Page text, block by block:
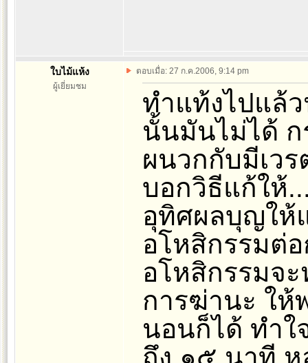
ใบไม้แห้ง
ผู้เยี่ยมชม
ตอบเมื่อ: 27 ก.ค.2006, 9:14 pm
ทำแท้งไปแล้
นั้นมันไม่ได้ ก
ผนวกกับมีเวร
บอกวิธีแก้ให้
อุทิศผลบุญให้
อโหสิกรรมต่
อโหสิกรรมจ
การฆ่านะ ใ
นอนก็ได้ ทำใ